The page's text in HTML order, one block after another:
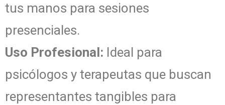
tus manos para sesiones
presenciales.
Uso Profesional: Ideal para
psicólogos y terapeutas que buscan
representantes tangibles para